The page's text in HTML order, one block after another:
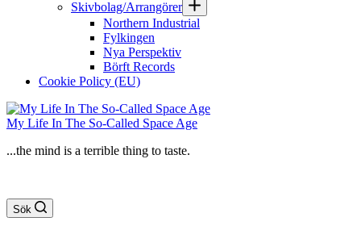
Skivbolag/Arrangörer
Northern Industrial
Fylkingen
Nya Perspektiv
Börft Records
Cookie Policy (EU)
My Life In The So-Called Space Age
...the mind is a terrible thing to taste.
Sök